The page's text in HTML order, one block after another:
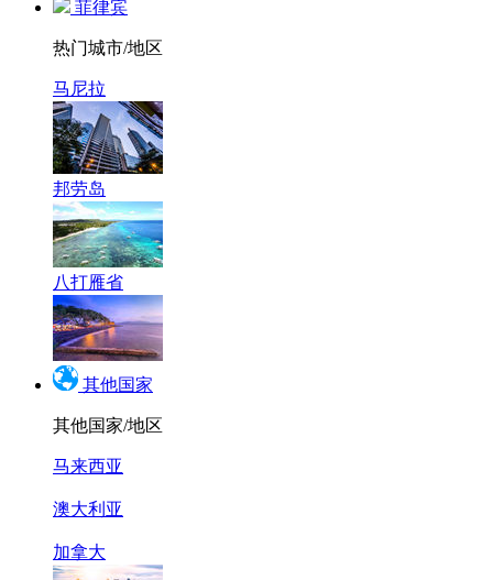
菲律宾
热门城市/地区
马尼拉
邦劳岛
八打雁省
其他国家
其他国家/地区
马来西亚
澳大利亚
加拿大